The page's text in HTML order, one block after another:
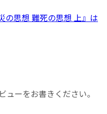
思想 難死の思想 上』は
ューをお書きください。